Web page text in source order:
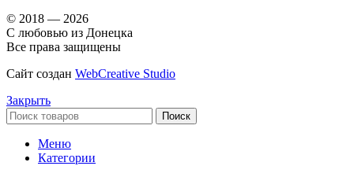
© 2018 — 2026
С любовью из Донецка
Все права защищены
Сайт создан WebCreative Studio
Закрыть
Поиск
Меню
Категории